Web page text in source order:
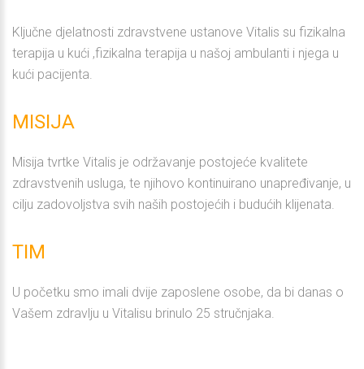
Ključne djelatnosti zdravstvene ustanove Vitalis su fizikalna
terapija u kući ,fizikalna terapija u našoj ambulanti i njega u
kući pacijenta.
MISIJA
Misija tvrtke Vitalis je održavanje postojeće kvalitete
zdravstvenih usluga, te njihovo kontinuirano unapređivanje, u
cilju zadovoljstva svih naših postojećih i budućih klijenata.
TIM
U početku smo imali dvije zaposlene osobe, da bi danas o
Vašem zdravlju u Vitalisu brinulo 25 stručnjaka.